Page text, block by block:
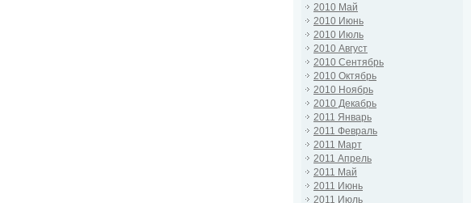
2010 Май
2010 Июнь
2010 Июль
2010 Август
2010 Сентябрь
2010 Октябрь
2010 Ноябрь
2010 Декабрь
2011 Январь
2011 Февраль
2011 Март
2011 Апрель
2011 Май
2011 Июнь
2011 Июль